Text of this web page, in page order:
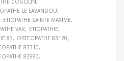
LE LAVANDOU
ETIOPATHE SAINTE MAXIME
VAR
ETIOPATHIE
83
OSTEOPATHE 83120
83310
83990